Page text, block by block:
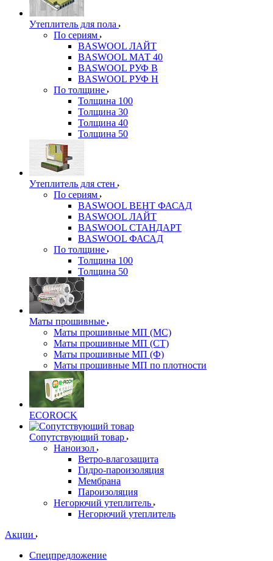
Утеплитель для пола
По сериям
BASWOOL ЛАЙТ
BASWOOL МАТ 40
BASWOOL РУФ В
BASWOOL РУФ Н
По толщине
Толщина 100
Толщина 30
Толщина 40
Толщина 50
Утеплитель для стен
По сериям
BASWOOL ВЕНТ ФАСАД
BASWOOL ЛАЙТ
BASWOOL СТАНДАРТ
BASWOOL ФАСАД
По толщине
Толщина 100
Толщина 50
Маты прошивные
Маты прошивные МП (МС)
Маты прошивные МП (СТ)
Маты прошивные МП (Ф)
Маты прошивные МП по плотности
ECOROCK
Сопутствующий товар
Наноизол
Ветро-влагозащита
Гидро-пароизоляция
Мембрана
Пароизоляция
Негорючий утеплитель
Негорючий утеплитель
Акции
Спецпредложение